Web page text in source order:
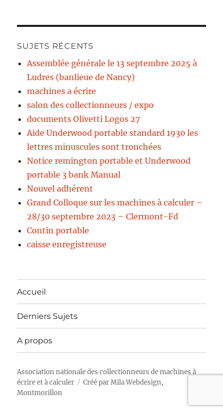
SUJETS RÉCENTS
Assemblée générale le 13 septembre 2025 à
Ludres (banlieue de Nancy)
machines a écrire
salon des collectionneurs / expo
documents Olivetti Logos 27
Aide Underwood portable standard 1930 les
lettres minuscules sont tronchées
Notice remington portable et Underwood
portable 3 bank Manual
Nouvel adhérent
Grand Colloque sur les machines à calculer –
28/30 septembre 2023 – Clermont-Fd
Contin portable
caisse enregistreuse
Accueil
Derniers Sujets
A propos
Association nationale des collectionneurs de machines à
écrire et à calculer
Créé parMila Webdesign,
Montmorillon